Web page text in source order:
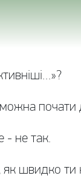
можна
- не так.
як швидко